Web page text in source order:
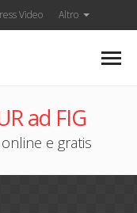
Video Altro
ad FIG
e gratis